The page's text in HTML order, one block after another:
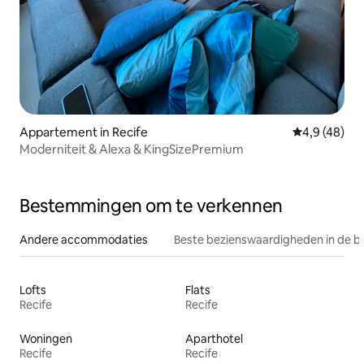
Appartement in Recife
4,9 (48)
Moderniteit & Alexa & KingSizePremium
Bestemmingen om te verkennen
Andere accommodaties Beste bezienswaardigheden in de
Lofts
Recife
Flats
Recife
Woningen
Recife
Aparthotel
Recife